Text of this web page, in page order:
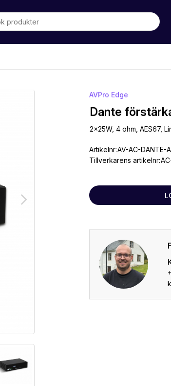
arrow_forward_ios
AVPro Edge
Dante
2x25W, 4 ohm, AES67,
Artikelnr:AV-AC-DANTE-
Tillverkarens artikelnr: